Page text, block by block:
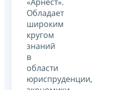
Обладает
широким
кругом
знаний
в
области
юриспруденции,